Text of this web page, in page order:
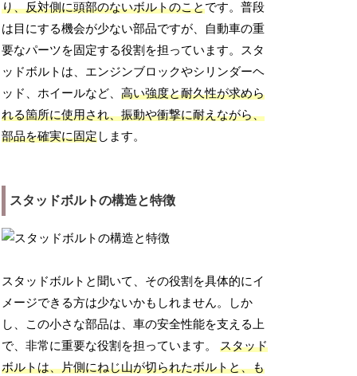
り、反対側に頭部のないボルトのことです。普段
は目にする機会が少ない部品ですが、自動車の重
要なパーツを固定する役割を担っています。スタ
ッドボルトは、エンジンブロックやシリンダーヘ
ッド、ホイールなど、高い強度と耐久性が求めら
れる箇所に使用され、振動や衝撃に耐えながら、
部品を確実に固定します。
スタッドボルトの構造と特徴
スタッドボルトと聞いて、その役割を具体的にイ
メージできる方は少ないかもしれません。しか
し、この小さな部品は、車の安全性能を支える上
で、非常に重要な役割を担っています。スタッド
ボルトは、片側にねじ山が切られたボルトと、も